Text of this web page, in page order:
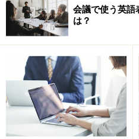
まずは、慌てず、また電話
だったとしても、こちらは
話することが大切です。相
てしまうと、益々相手も英
っと「慌てる」ことになりか
そのためには、ゆっくりと
会議で使う英
は？